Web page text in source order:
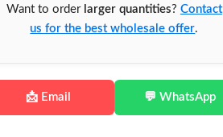
Want to order larger quantities? Contact
us for the best wholesale offer.
📩 Email 💬 WhatsApp